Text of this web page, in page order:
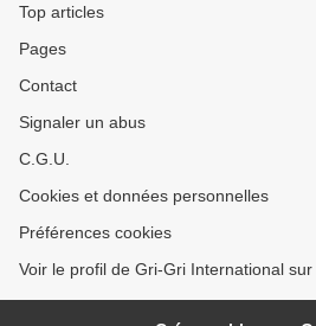
Top articles
Pages
Contact
Signaler un abus
C.G.U.
Cookies et données personnelles
Préférences cookies
Voir le profil de Gri-Gri International